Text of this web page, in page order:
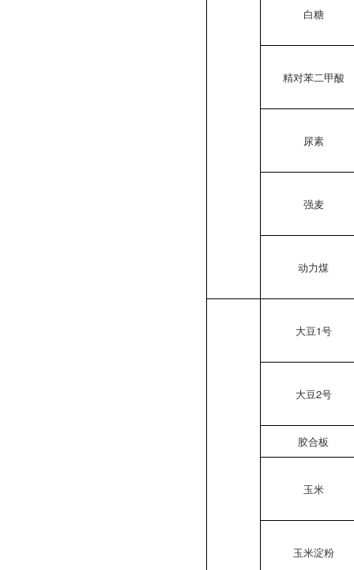
白糖
精对苯二甲酸
尿素
强麦
动力煤
大豆1号
大豆2号
胶合板
玉米
玉米淀粉